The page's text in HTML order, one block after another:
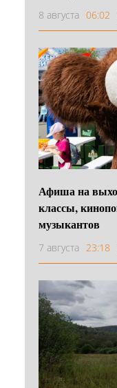
8 августа 06:02
Афиша на
классы,
музыкантов
7 августа 23:18